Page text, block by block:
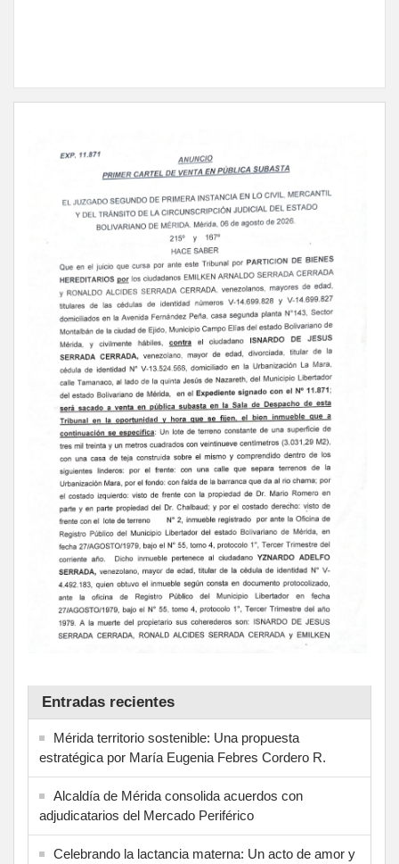
Entradas recientes
Mérida territorio sostenible: Una propuesta
estratégica por María Eugenia Febres Cordero R.
Alcaldía de Mérida consolida acuerdos con
adjudicatarios del Mercado Periférico
Celebrando la lactancia materna: Un acto de amor y